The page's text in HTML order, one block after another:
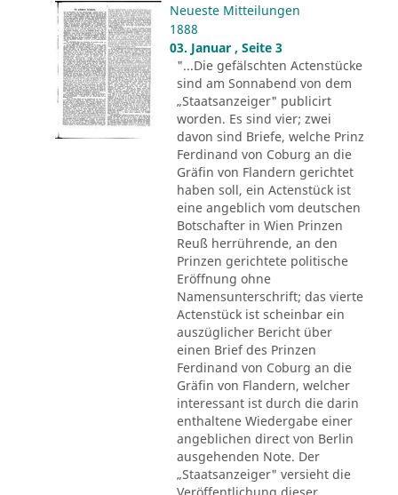
Neueste Mitteilungen
1888
03. Januar , Seite 3
"...Die gefälschten Actenstücke
sind am Sonnabend von dem
„Staatsanzeiger" publicirt
worden. Es sind vier; zwei
davon sind Briefe, welche Prinz
Ferdinand von Coburg an die
Gräfin von Flandern gerichtet
haben soll, ein Actenstück ist
eine angeblich vom deutschen
Botschafter in Wien Prinzen
Reuß herrührende, an den
Prinzen gerichtete politische
Eröffnung ohne
Namensunterschrift; das vierte
Actenstück ist scheinbar ein
auszüglicher Bericht über
einen Brief des Prinzen
Ferdinand von Coburg an die
Gräfin von Flandern, welcher
interessant ist durch die darin
enthaltene Wiedergabe einer
angeblichen direct von Berlin
ausgehenden Note. Der
„Staatsanzeiger" versieht die